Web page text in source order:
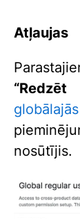
Atļaujas
nosūtījis.